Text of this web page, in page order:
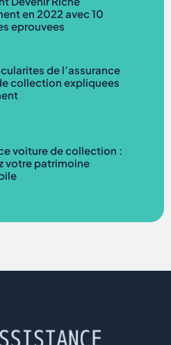
en 2022 avec 10
eprouvees
de l’assurance
collection expliquees
voiture de collection :
votre patrimoine